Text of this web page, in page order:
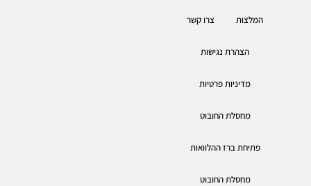
המלצות צרו קשר
הצהרת נגישות
מדיניות פרטיות
מחסלת החובוט
פתיחת ברז ההלוואות
מחסלת החובוט